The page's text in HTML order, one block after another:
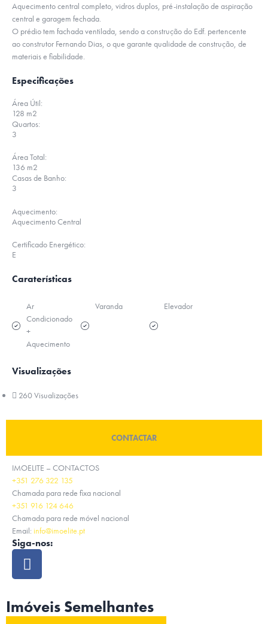
Aquecimento central completo, vidros duplos, pré-instalação de aspiração
central e garagem fechada.
O prédio tem fachada ventilada, sendo a construção do Edf. pertencente
ao construtor Fernando Dias, o que garante qualidade de construção, de
materiais e fiabilidade.
Especificações
Área Útil:
128 m2
Quartos:
3
Área Total:
136 m2
Casas de Banho:
3
Aquecimento:
Aquecimento Central
Certificado Energético:
E
Caraterísticas
Ar
Condicionado
+
Aquecimento
Varanda Elevador
Visualizações
260 Visualizações
CONTACTAR
IMOELITE – CONTACTOS
+351 276 322 135
Chamada para rede fixa nacional
+351 916 124 646
Chamada para rede móvel nacional
Email: info@imoelite.pt
Siga-nos:
Imóveis Semelhantes